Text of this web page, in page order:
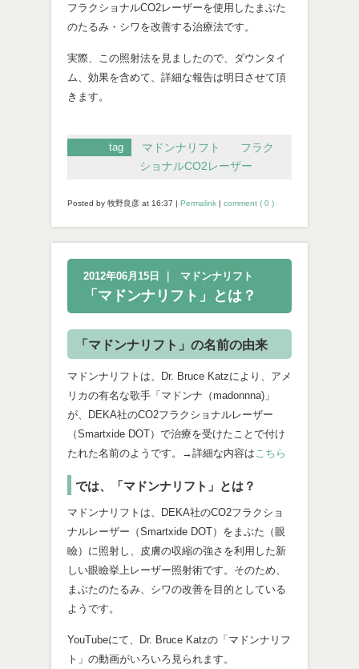
フラクショナルCO2レーザーを使用したまぶた
のたるみ・シワを改善する治療法です。
実際、この照射法を見ましたので、ダウンタイ
ム、効果を含めて、詳細な報告は明日させて頂
きます。
tag マドンナリフト
フラク
ショナルCO2レーザー
Posted by 牧野良彦 at 16:37 | Permalink | comment ( 0 )
2012年06月15日 ｜ マドンナリフト
「マドンナリフト」とは？
「マドンナリフト」の名前の由来
マドンナリフトは、Dr. Bruce Katzにより、アメ
リカの有名な歌手「マドンナ（madonnna)」
が、DEKA社のCO2フラクショナルレーザー
（Smartxide DOT）で治療を受けたことで付け
たれた名前のようです。→詳細な内容は こちら
では、「マドンナリフト」とは？
マドンナリフトは、DEKA社のCO2フラクショ
ナルレーザー（Smartxide DOT）をまぶた（眼
瞼）に照射し、皮膚の収縮の強さを利用した新
しい眼瞼挙上レーザー照射術です。そのため、
まぶたのたるみ、シワの改善を目的としている
ようです。
YouTubeにて、Dr. Bruce Katzの「マドンナリフ
ト」の動画がいろいろ見られます。